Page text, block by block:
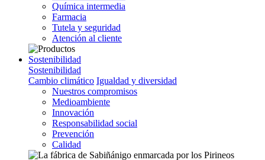
Química intermedia
Farmacia
Tutela y seguridad
Atención al cliente
Sostenibilidad
Sostenibilidad
Cambio climático Igualdad y diversidad
Nuestros compromisos
Medioambiente
Innovación
Responsabilidad social
Prevención
Calidad